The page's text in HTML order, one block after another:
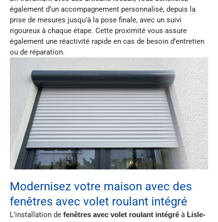
également d’un accompagnement personnalisé, depuis la
prise de mesures jusqu’à la pose finale, avec un suivi
rigoureux à chaque étape. Cette proximité vous assure
également une réactivité rapide en cas de besoin d’entretien
ou de réparation.
Modernisez votre maison avec des
fenêtres avec volet roulant intégré
L’installation de fenêtres avec volet roulant intégré à Lisle-